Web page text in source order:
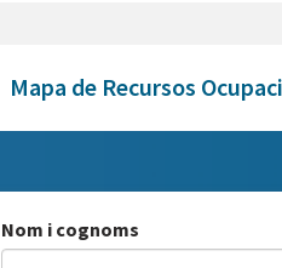
Mapa de Recursos
Nom i cognoms